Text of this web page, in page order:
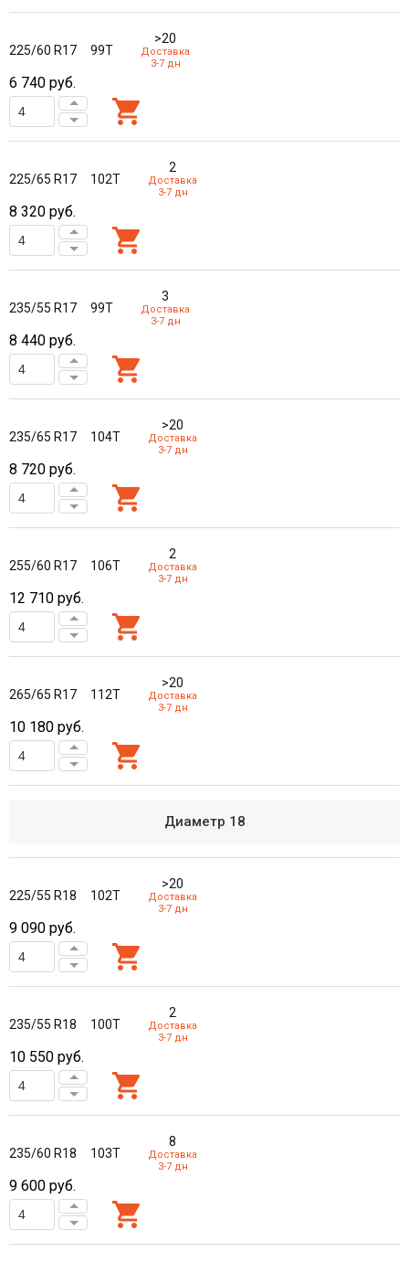
225/60 R17 99T
>20
Доставка
3-7 дн
6 740 руб.
225/65 R17 102T
2
Доставка
3-7 дн
8 320 руб.
235/55 R17 99T
3
Доставка
3-7 дн
8 440 руб.
235/65 R17 104T
>20
Доставка
3-7 дн
8 720 руб.
255/60 R17 106T
2
Доставка
3-7 дн
12 710 руб.
265/65 R17 112T
>20
Доставка
3-7 дн
10 180 руб.
Диаметр 18
225/55 R18 102T
>20
Доставка
3-7 дн
9 090 руб.
235/55 R18 100T
2
Доставка
3-7 дн
10 550 руб.
235/60 R18 103T
8
Доставка
3-7 дн
9 600 руб.